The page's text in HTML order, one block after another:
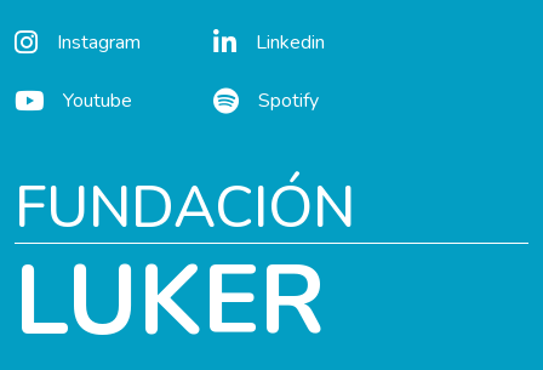
Instagram
Youtube
Linkedin
Spotify
FUNDACIÓN
LUKER